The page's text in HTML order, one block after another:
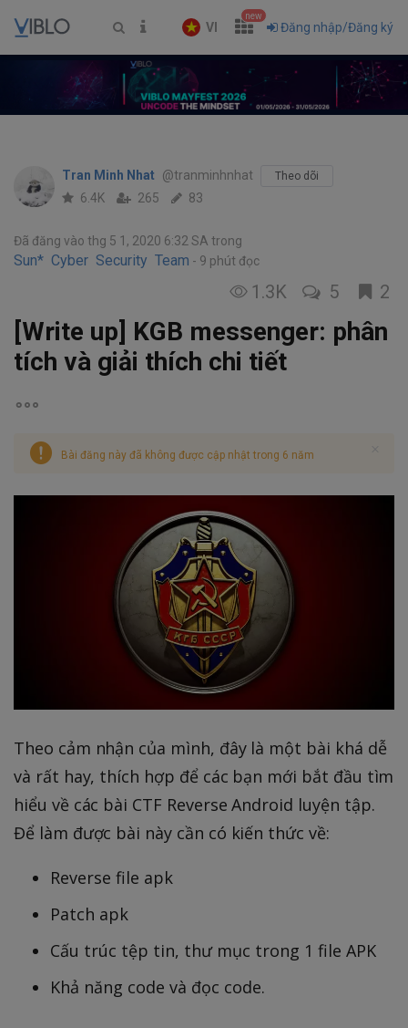
VI
new
Đăng nhập/Đăng ký
Tran Minh Nhat @tranminhnhat Theo dõi
6.4K 265 83
Đã đăng vào thg 5 1, 2020 6:32 SA trong
Sun* Cyber Security Team 9 phút đọc
1.3K 5 2
[Write up] KGB messenger: phân
tích và giải thích chi tiết
Bài đăng này đã không được cập nhật trong 6 năm
Theo cảm nhận của mình, đây là một bài khá dễ
và rất hay, thích hợp để các bạn mới bắt đầu tìm
hiểu về các bài CTF Reverse Android luyện tập.
Để làm được bài này cần có kiến thức về:
Reverse file apk
Patch apk
Cấu trúc tệp tin, thư mục trong 1 file APK
Khả năng code và đọc code.